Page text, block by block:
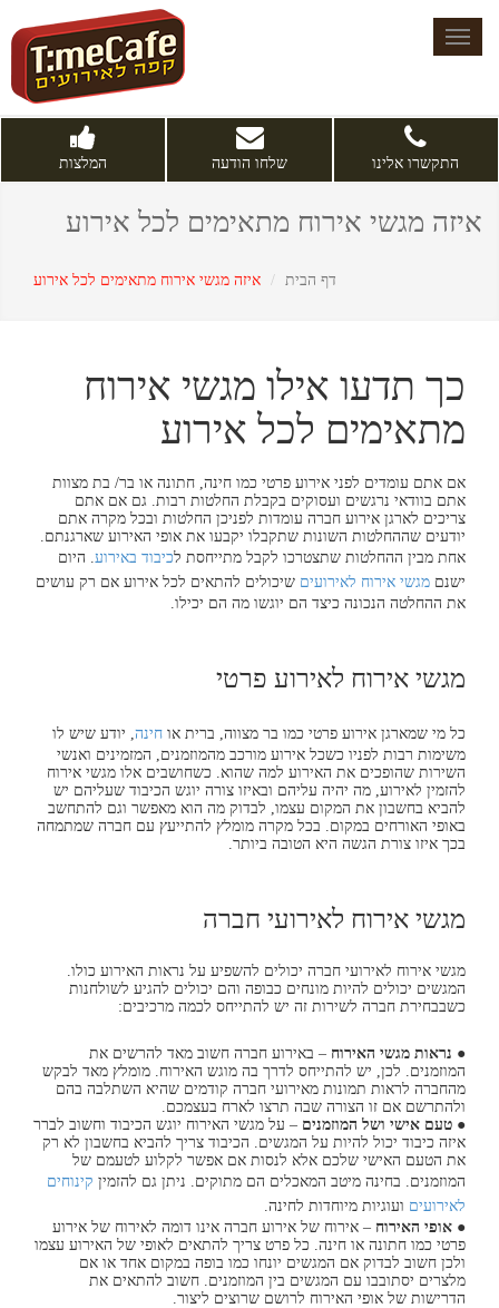
Toggle
navigation
התקשרו אלינו שלחו הודעה המלצות
איזה מגשי אירוח מתאימים לכל אירוע
דף הבית איזה מגשי אירוח מתאימים לכל אירוע
כך תדעו אילו מגשי אירוח
מתאימים לכל אירוע
אם אתם עומדים לפני אירוע פרטי כמו חינה, חתונה או בר/ בת מצוות
אתם בוודאי נרגשים ועסוקים בקבלת החלטות רבות. גם אם אתם
צריכים לארגן אירוע חברה עומדות לפניכן החלטות ובכל מקרה אתם
יודעים שההחלטות השונות שתקבלו יקבעו את אופי האירוע שארגנתם.
אחת מבין ההחלטות שתצטרכו לקבל מתייחסת לכיבוד באירוע. היום
ישנם מגשי אירוח לאירועים שיכולים להתאים לכל אירוע אם רק עושים
את ההחלטה הנכונה כיצד הם יוגשו מה הם יכילו.
מגשי אירוח לאירוע פרטי
כל מי שמארגן אירוע פרטי כמו בר מצווה, ברית או חינה, יודע שיש לו
משימות רבות לפניו כשכל אירוע מורכב מהמוזמנים, המזמינים ואנשי
השירות שהופכים את האירוע למה שהוא. כשחושבים אלו מגשי אירוח
להזמין לאירוע, מה יהיה עליהם ובאיזו צורה יוגש הכיבוד שעליהם יש
להביא בחשבון את המקום עצמו, לבדוק מה הוא מאפשר וגם להתחשב
באופי האורחים במקום. בכל מקרה מומלץ להתייעץ עם חברה שמתמחה
בכך איזו צורת הגשה היא הטובה ביותר.
מגשי אירוח לאירועי חברה
מגשי אירוח לאירועי חברה יכולים להשפיע על נראות האירוע כולו.
המגשים יכולים להיות מונחים כבופה והם יכולים להגיע לשולחנות
כשבבחירת חברה לשירות זה יש להתייחס לכמה מרכיבים:
● נראות מגשי האירוח – באירוע חברה חשוב מאד להרשים את
המוזמנים. לכן, יש להתייחס לדרך בה מוגש האירוח. מומלץ מאד לבקש
מהחברה לראות תמונות מאירועי חברה קודמים שהיא השתלבה בהם
ולהתרשם אם זו הצורה שבה תרצו לארח בעצמכם.
● טעם אישי ושל המוזמנים – על מגשי האירוח יוגש הכיבוד וחשוב לברר
איזה כיבוד יכול להיות על המגשים. הכיבוד צריך להביא בחשבון לא רק
את הטעם האישי שלכם אלא לנסות אם אפשר לקלוע לטעמם של
המוזמנים. בחינה מיטב המאכלים הם מתוקים. ניתן גם להזמין קינוחים
לאירועים ועוגיות מיוחדות לחינה.
● אופי האירוח – אירוח של אירוע חברה אינו דומה לאירוח של אירוע
פרטי כמו חתונה או חינה. כל פרט צריך להתאים לאופי של האירוע עצמו
ולכן חשוב לבדוק אם המגשים יונחו כמו בופה במקום אחד או אם
מלצרים יסתובבו עם המגשים בין המוזמנים. חשוב להתאים את
הדרישות של אופי האירוח לרושם שרוצים ליצור.